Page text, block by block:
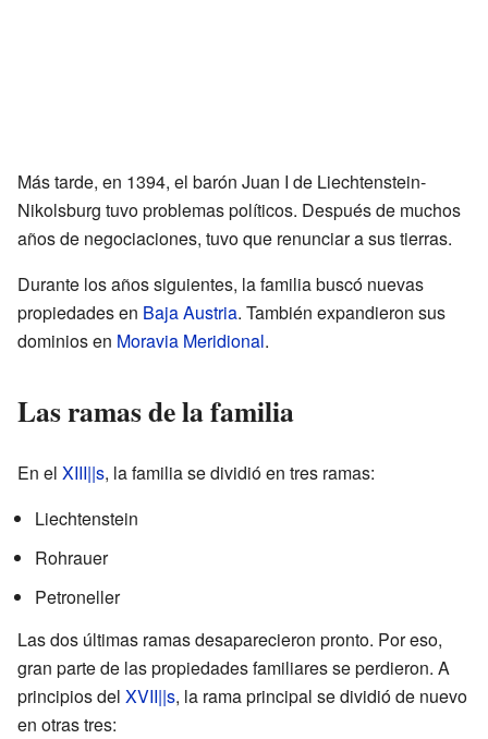
Más tarde, en 1394, el barón Juan I de Liechtenstein-
Nikolsburg tuvo problemas políticos. Después de muchos
años de negociaciones, tuvo que renunciar a sus tierras.
Durante los años siguientes, la familia buscó nuevas
propiedades en Baja Austria. También expandieron sus
dominios en Moravia Meridional.
Las ramas de la familia
En el XIII||s, la familia se dividió en tres ramas:
Liechtenstein
Rohrauer
Petroneller
Las dos últimas ramas desaparecieron pronto. Por eso,
gran parte de las propiedades familiares se perdieron. A
principios del XVII||s, la rama principal se dividió de nuevo
en otras tres: